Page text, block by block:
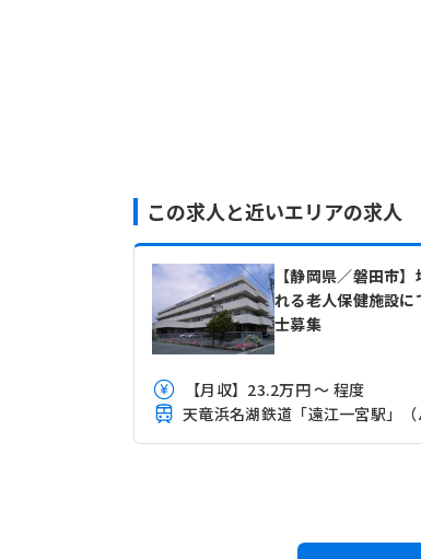
この求人と近いエリアの求人
【静岡県／磐田市
れる老人保健施設に
士募集
【月収】23.2万円 ～ 程度